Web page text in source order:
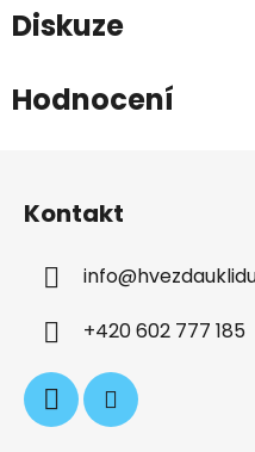
Diskuze
Hodnocení
Kontakt
info@
+420 602 777 185